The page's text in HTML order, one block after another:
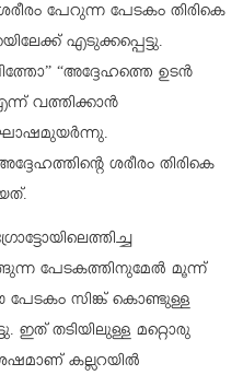
പേറുന്ന പേടകം തിരികെ
എടുക്കപ്പെട്ടു.
“അദ്ദേഹത്തെ ഉടൻ
വത്തിക്കാൻ
ശരീരം തിരികെ
പേടകത്തിനുമേൽ മൂന്ന്
പേടകം സിങ്ക് കൊണ്ടുള്ള
ഇത് തടിയിലുള്ള മറ്റൊരു
കല്ലറയിൽ